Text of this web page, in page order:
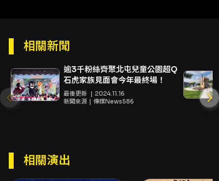
中搜證、釐清脈絡，故事以懸疑推進張力，同時
打造笑點與驚奇並存的觀演體驗。 戲劇的核心魅
力在於「聲音」的劇場運用：兩位演者不只是飾
演角色，更以聲效模擬人物、動物、交通工具等
像，從而達到聲光互動、情緒共鳴的表演效果。
相關新聞
逾3千粉絲齊聚北屯兒童公園超Q
石虎家族見面會今年最終場！
最後更新
2024.11.16
新聞來源
傳媒News586
相關演出